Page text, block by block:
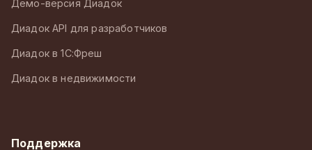
Демо-версия Диадок
Диадок API для разработчиков
Диадок в 1С:Фреш
Диадок в недвижимости
Поддержка